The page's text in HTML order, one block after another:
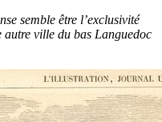
semble être l’exclusivité
autre ville du bas Languedoc